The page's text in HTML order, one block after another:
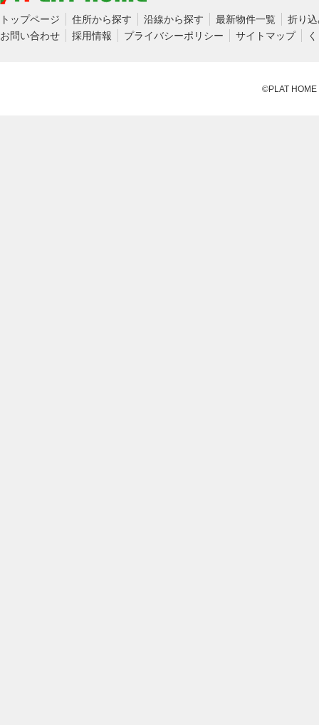
トップページ 住所から探す 沿線から探す 最新物件一覧
折り
お問い合わせ
採用情報 プライバシーポリシー サイトマップ
©PLAT HOME